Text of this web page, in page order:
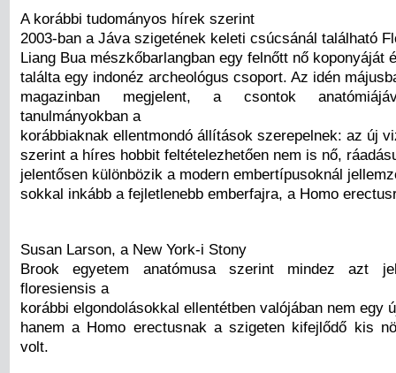
A korábbi tudományos hírek szerint
2003-ban a Jáva szigetének keleti csúcsánál található
Liang Bua mészkőbarlangban egy felnőtt nő koponyáját
találta egy indonéz archeológus csoport. Az idén
magazinban megjelent, a csontok
tanulmányokban a
korábbiaknak ellentmondó állítások szerepelnek: az új
szerint a híres hobbit feltételezhetően nem is nő,
jelentősen különbözik a modern embertípusoknál
sokkal inkább a fejletlenebb emberfajra, a Homo
Susan Larson, a New York-i Stony
Brook egyetem anatómusa szerint mindez azt
floresiensis a
korábbi elgondolásokkal ellentétben valójában nem egy
hanem a Homo erectusnak a szigeten kifejlődő kis
volt.